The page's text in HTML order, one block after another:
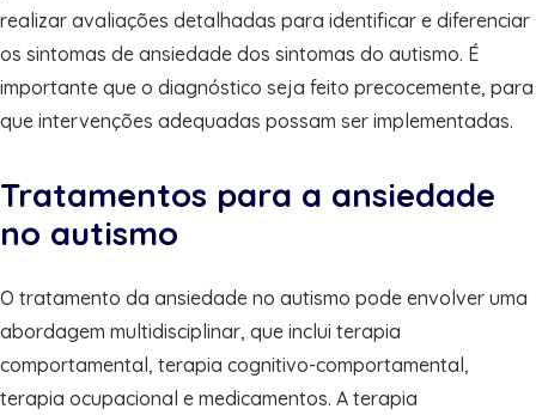
realizar avaliações detalhadas para identificar e diferenciar
os sintomas de ansiedade dos sintomas do autismo. É
importante que o diagnóstico seja feito precocemente, para
que intervenções adequadas possam ser implementadas.
Tratamentos para a ansiedade
no autismo
O tratamento da ansiedade no autismo pode envolver uma
abordagem multidisciplinar, que inclui terapia
comportamental, terapia cognitivo-comportamental,
terapia ocupacional e medicamentos. A terapia